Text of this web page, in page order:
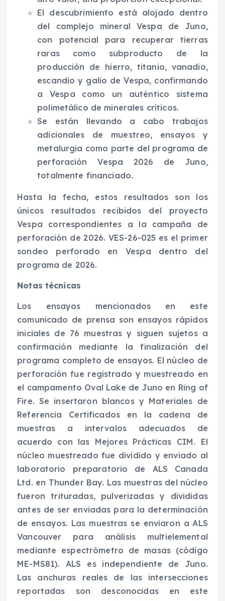
El descubrimiento está alojado dentro
del complejo mineral Vespa de Juno,
con potencial para recuperar tierras
raras como subproducto de la
producción de hierro, titanio, vanadio,
escandio y galio de Vespa, confirmando
a Vespa como un auténtico sistema
polimetálico de minerales críticos.
Se están llevando a cabo trabajos
adicionales de muestreo, ensayos y
metalurgia como parte del programa de
perforación Vespa 2026 de Juno,
totalmente financiado.
Hasta la fecha, estos resultados son los
únicos resultados recibidos del proyecto
Vespa correspondientes a la campaña de
perforación de 2026. VES-26-025 es el primer
sondeo perforado en Vespa dentro del
programa de 2026.
Notas técnicas
Los ensayos mencionados en este
comunicado de prensa son ensayos rápidos
iniciales de 76 muestras y siguen sujetos a
confirmación mediante la finalización del
programa completo de ensayos. El núcleo de
perforación fue registrado y muestreado en
el campamento Oval Lake de Juno en Ring of
Fire. Se insertaron blancos y Materiales de
Referencia Certificados en la cadena de
muestras a intervalos adecuados de
acuerdo con las Mejores Prácticas CIM. El
núcleo muestreado fue dividido y enviado al
laboratorio preparatorio de ALS Canada
Ltd. en Thunder Bay. Las muestras del núcleo
fueron trituradas, pulverizadas y divididas
antes de ser enviadas para la determinación
de ensayos. Las muestras se enviaron a ALS
Vancouver para análisis multielemental
mediante espectrómetro de masas (código
ME-MS81). ALS es independiente de Juno.
Las anchuras reales de las intersecciones
reportadas son desconocidas en este